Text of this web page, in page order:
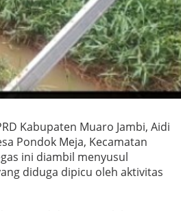
Kabupaten Muaro Jambi, Aidi
Pondok Meja, Kecamatan
ini diambil menyusul
diduga dipicu oleh aktivitas